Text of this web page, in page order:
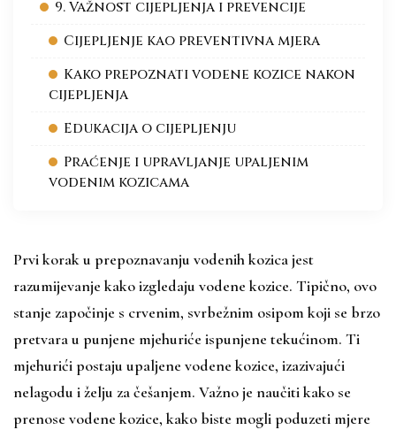
9. Važnost cijepljenja i prevencije
Cijepljenje kao preventivna mjera
Kako prepoznati vodene kozice nakon
cijepljenja
Edukacija o cijepljenju
Praćenje i upravljanje upaljenim
vodenim kozicama
Prvi korak u prepoznavanju vodenih kozica jest
razumijevanje kako izgledaju vodene kozice. Tipično, ovo
stanje započinje s crvenim, svrbežnim osipom koji se brzo
pretvara u punjene mjehuriće ispunjene tekućinom. Ti
mjehurići postaju upaljene vodene kozice, izazivajući
nelagodu i želju za češanjem. Važno je naučiti kako se
prenose vodene kozice, kako biste mogli poduzeti mjere